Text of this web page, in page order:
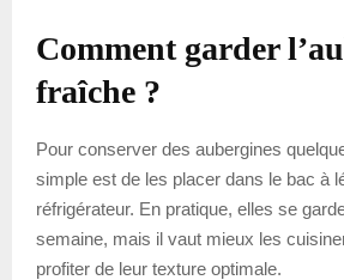
Comment garder
fraîche ?
Pour conserver des aubergines
simple est de les placer dans le bac à
réfrigérateur. En pratique, elles se
semaine, mais il vaut mieux les
profiter de leur texture optimale.